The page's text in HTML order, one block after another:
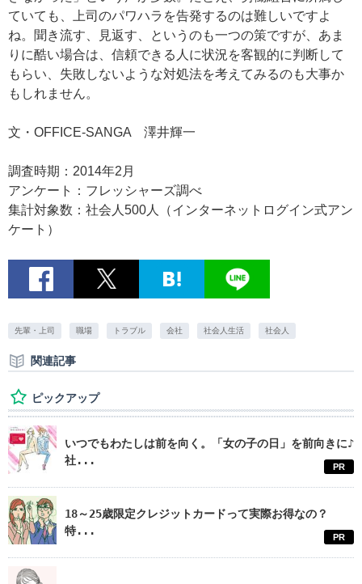
ていても、上司のパワハラを告発するのは難しいですよ
ね。聞き流す、見返す、というのも一つの策ですが、あま
りに酷い場合は、信頼できる人に状況を客観的に判断して
もらい、失敗しないような対処法を考えてみるのも大事か
もしれません。
文・OFFICE-SANGA 澤井輝一
調査時期：2014年2月
アンケート：フレッシャーズ調べ
集計対象数：社会人500人（インターネットログイン式アン
ケート）
先輩・上司 職場 トラブル 会社 社会人生活 社会人
関連記事
ピックアップ
いつでもわたしは前を向く。「女の子の日」を前向きに♪
社...
PR
18～25歳限定クレジットカードって実際お得なの？
特...
PR